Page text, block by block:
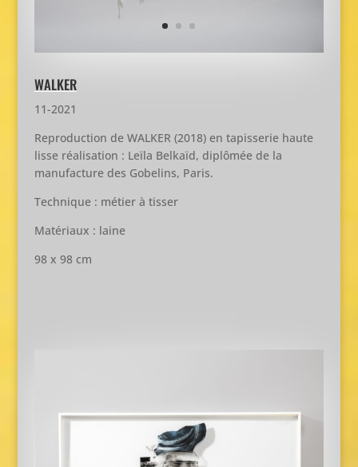
WALKER
11-2021
Reproduction de WALKER (2018) en tapisserie haute
lisse réalisation : Leïla Belkaïd, diplômée de la
manufacture des Gobelins, Paris.
Technique : métier à tisser
Matériaux : laine
98 x 98 cm